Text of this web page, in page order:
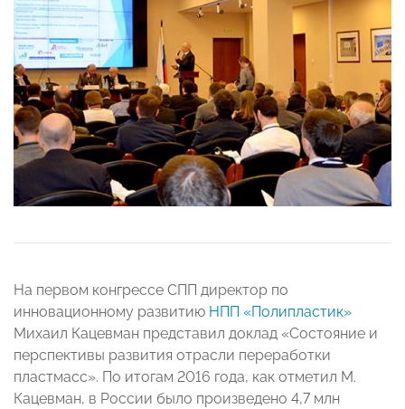
На первом конгрессе СПП директор по
инновационному развитию НПП «Полипластик»
Михаил Кацевман представил доклад «Состояние и
перспективы развития отрасли переработки
пластмасс». По итогам 2016 года, как отметил М.
Кацевман, в России было произведено 4,7 млн